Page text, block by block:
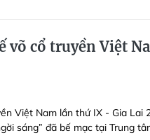
võ cổ truyền Việt
Việt Nam lần thứ IX - Gia Lai
sáng” đã bế mạc tại Trung